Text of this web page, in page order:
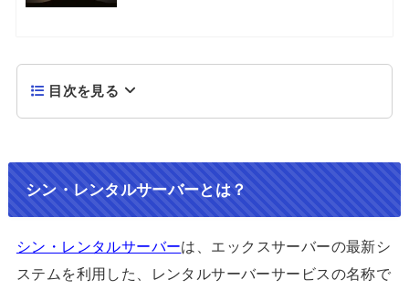
目次を見る
シン・レンタルサーバーとは？
シン・レンタルサーバーは、エックスサーバーの最新シ
ステムを利用した、レンタルサーバーサービスの名称で